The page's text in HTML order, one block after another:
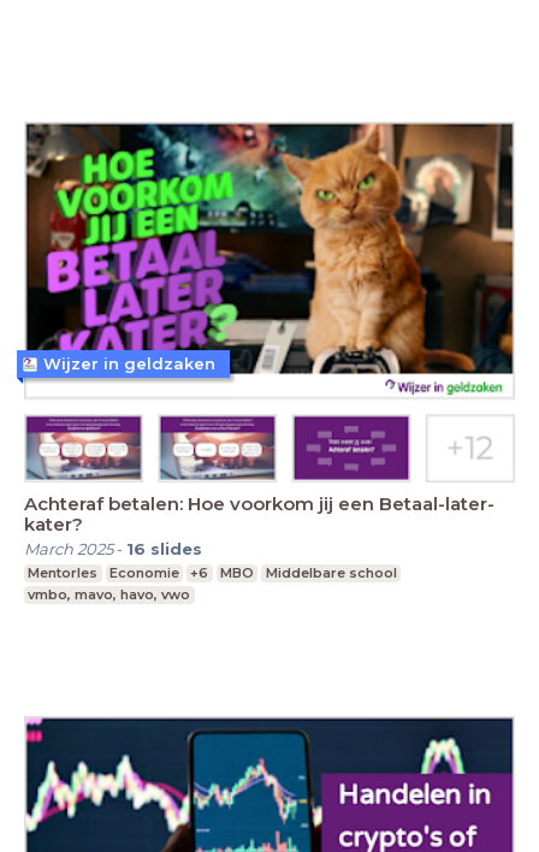
Achteraf betalen: Hoe voorkom jij een Betaal-later-
kater?
March 2025- 16 slides
Mentorles Economie +6 MBO
Middelbare school
vmbo, mavo, havo, vwo
Wijzer in geldzaken